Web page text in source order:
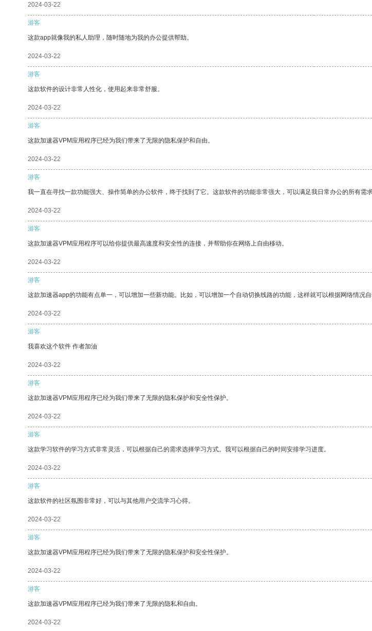
2024-03-22
游客
这款app就像我的私人助理，随时随地为我的办公提供帮助。
2024-03-22
游客
这款软件的设计非常人性化，使用起来非常舒服。
2024-03-22
游客
这款加速器VPM应用程序已经为我们带来了无限的隐私保护和自由。
2024-03-22
游客
我一直在寻找一款功能强大、操作简单的办公软件，终于找到了它。这款软件的功能非常强大，可以满足我日常办公的所有需
2024-03-22
游客
这款加速器VPM应用程序可以给你提供最高速度和安全性的连接，并帮助你在网络上自由移动。
2024-03-22
游客
这款加速器app的功能有点单一，可以增加一些新功能。比如，可以增加一个自动切换线路的功能，这样就可以根据网络情况
2024-03-22
游客
我喜欢这个软件 作者加油
2024-03-22
游客
这款加速器VPM应用程序已经为我们带来了无限的隐私保护和安全性保护。
2024-03-22
游客
这款学习软件的学习方式非常灵活，可以根据自己的需求选择学习方式。我可以根据自己的时间安排学习进度。
2024-03-22
游客
这款软件的社区氛围非常好，可以与其他用户交流学习心得。
2024-03-22
游客
这款加速器VPM应用程序已经为我们带来了无限的隐私保护和安全性保护。
2024-03-22
游客
这款加速器VPM应用程序已经为我们带来了无限的隐私和自由。
2024-03-22